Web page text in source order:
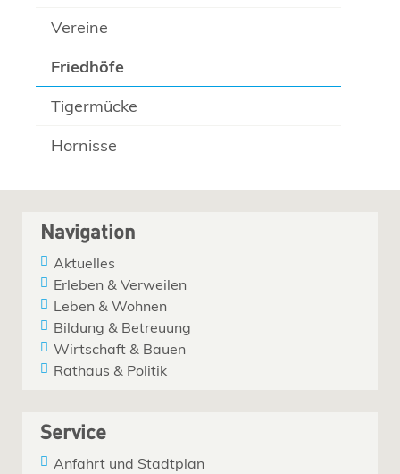
Vereine
Friedhöfe
Tigermücke
Hornisse
Navigation
Aktuelles
Erleben & Verweilen
Leben & Wohnen
Bildung & Betreuung
Wirtschaft & Bauen
Rathaus & Politik
Service
Anfahrt und Stadtplan